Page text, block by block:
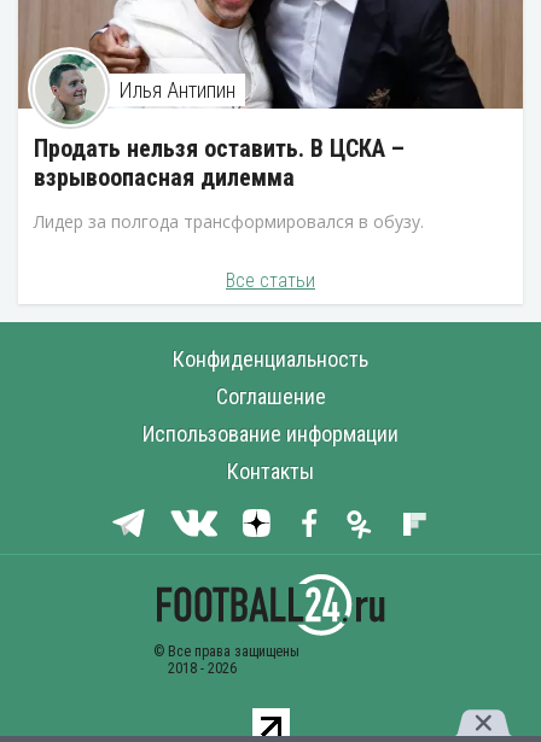
Илья Антипин
Продать нельзя оставить. В ЦСКА –
взрывоопасная дилемма
Лидер за полгода трансформировался в обузу.
Все статьи
Конфиденциальность
Соглашение
Использование информации
Контакты